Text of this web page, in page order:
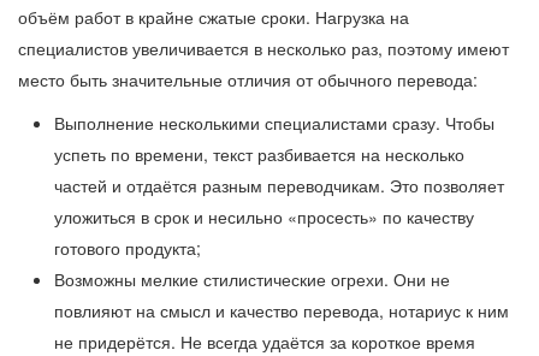
объём работ в крайне сжатые сроки. Нагрузка на
специалистов увеличивается в несколько раз, поэтому имеют
место быть значительные отличия от обычного перевода:
Выполнение несколькими специалистами сразу. Чтобы
успеть по времени, текст разбивается на несколько
частей и отдаётся разным переводчикам. Это позволяет
уложиться в срок и несильно «просесть» по качеству
готового продукта;
Возможны мелкие стилистические огрехи. Они не
повлияют на смысл и качество перевода, нотариус к ним
не придерётся. Не всегда удаётся за короткое время